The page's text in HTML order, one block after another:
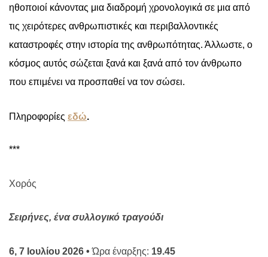
ηθοποιοί κάνοντας μια διαδρομή χρονολογικά σε μια από
τις χειρότερες ανθρωπιστικές και περιβαλλοντικές
καταστροφές στην ιστορία της ανθρωπότητας. Άλλωστε, ο
κόσμος αυτός σώζεται ξανά και ξανά από τον άνθρωπο
που επιμένει να προσπαθεί να τον σώσει.
Πληροφορίες εδώ.
***
Χορός
Σειρήνες, ένα συλλογικό τραγούδι
6, 7 Ιουλίου 2026 •Ώρα έναρξης: 19.45